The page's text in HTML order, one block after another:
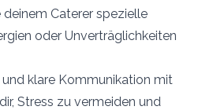
Caterer spezielle
oder Unverträglichkeiten
klare Kommunikation mit
Stress zu vermeiden und